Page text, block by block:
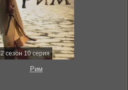
2 сезон 10 серия
Рим